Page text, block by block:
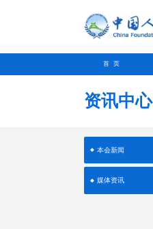
首 页
资讯中心
本会新闻
媒体资讯